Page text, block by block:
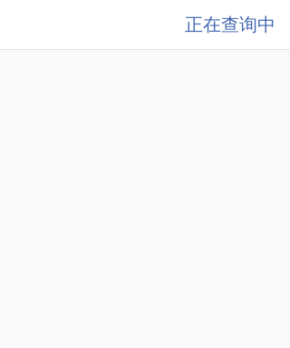
正在查询中